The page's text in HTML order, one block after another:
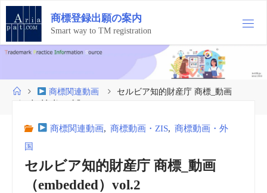
コ
テ
ン
ツ
ス
商標登録出願の案内
Smart way to TM registration
ホ
商標関連動画
セルビア知的財産庁 商標_動画
（embedded）vol.2
商標関連動画, 商標動画・ZIS, 商標動画・外
国
セルビア知的財産庁 商標_動画
（embedded）vol.2